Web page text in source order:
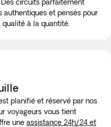
circuits parfaitement
authentiques et pensés pour
à la quantité.
planifié et réservé par nos
voyageurs vous tient
une assistance 24h/24 et